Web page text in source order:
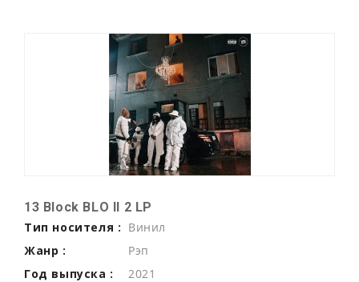
13 Block BLO II 2 LP
Тип носителя : Винил
Жанр :
Рэп
Год выпуска :
2021